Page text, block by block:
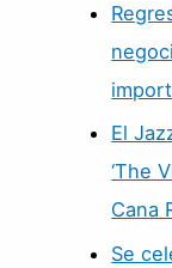
El
‘The
Cana
Se